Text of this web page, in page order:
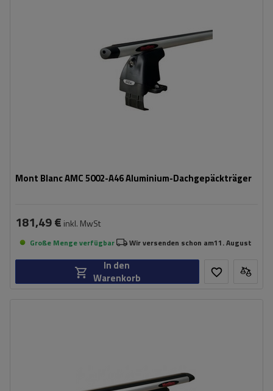
Mont Blanc AMC 5002-A46 Aluminium-Dachgepäckträger
181,49 € inkl. MwSt
Große Menge verfügbar Wir versenden schon am11. August
In den
Warenkorb